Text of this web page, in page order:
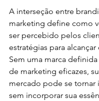
A interseção entre
marketing define como
ser percebido pelos
estratégias para alcançar
Sem uma marca
de marketing eficazes,
mercado pode se tornar
sem incorporar sua